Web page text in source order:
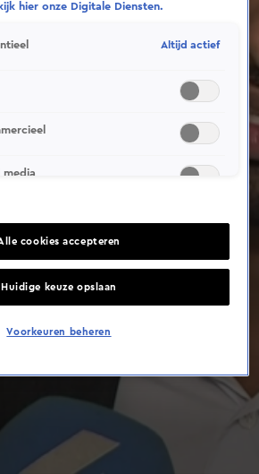
hier onze Digitale Diensten.
Altijd actief
media
cookies accepteren
Huidige keuze opslaan
Voorkeuren beheren